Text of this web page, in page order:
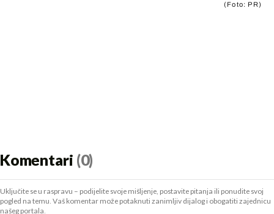
(Foto: PR)
Komentari (0)
Uključite se u raspravu – podijelite svoje mišljenje, postavite pitanja ili ponudite svoj
pogled na temu. Vaš komentar može potaknuti zanimljiv dijalog i obogatiti zajednicu
našeg portala.